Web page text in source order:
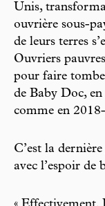
Unis,
ouvrière sous-
de leurs terres
Ouvriers
pour faire
de Baby Doc,
comme en
C’est la
avec l’espoir de